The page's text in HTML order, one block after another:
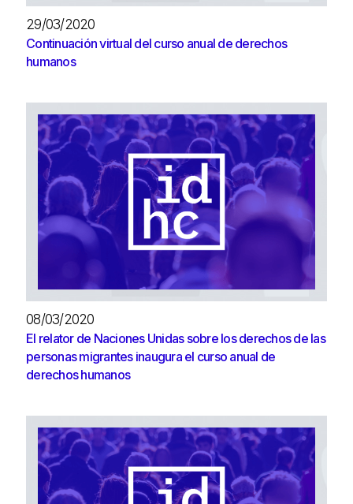
29/03/2020
Continuación virtual del curso anual de derechos
humanos
08/03/2020
El relator de Naciones Unidas sobre los derechos de las
personas migrantes inaugura el curso anual de
derechos humanos